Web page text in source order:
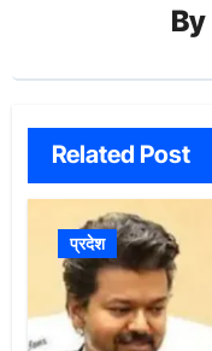
By
Related Post
प्रदेश